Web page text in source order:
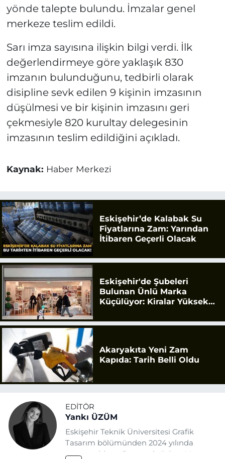
yönde talepte bulundu. İmzalar genel
merkeze teslim edildi.
Sarı imza sayısına ilişkin bilgi verdi. İlk
değerlendirmeye göre yaklaşık 830
imzanın bulunduğunu, tedbirli olarak
disipline sevk edilen 9 kişinin imzasının
düşülmesi ve bir kişinin imzasını geri
çekmesiyle 820 kurultay delegesinin
imzasının teslim edildiğini açıkladı.
Kaynak: Haber Merkezi
Eskişehir’de Kalabak Su
Fiyatlarına Zam: Yarından
İtibaren Geçerli Olacak
Eskişehir'de Şubeleri
Bulunan Ünlü Marka
Küçülüyor: Kiralar Yüksek
Akaryakıta Yeni Zam
Kapıda: Tarih Belli Oldu
EDITÖR
Yankı ÜZÜM
Eskişehir Teknik Üniversitesi Grafik
Tasarım bölümünden 2024 yılında
mezun oldum. Basın sektörüne Mayıs